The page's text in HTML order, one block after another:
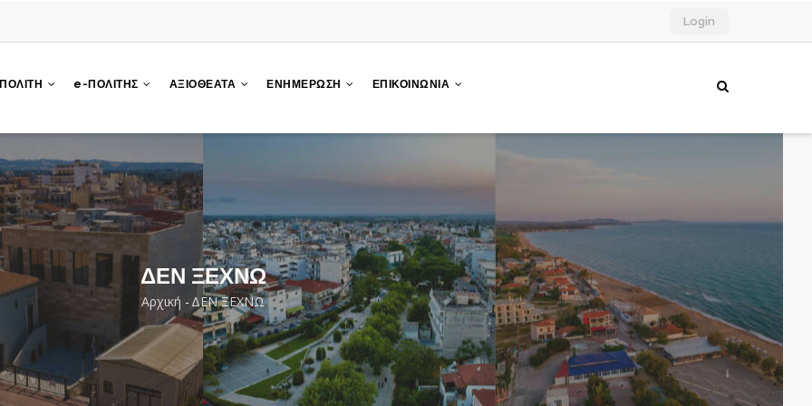
Login
e-ΠΟΛΙΤΗΣ ΑΞΙΟΘΕΑΤΑ ΕΝΗΜΕΡΩΣΗ ΕΠΙΚΟΙΝΩΝΙΑ
ΔΕΝ ΞΕΧΝΩ
Breadcrumb
Αρχική - ΔΕΝ ΞΕΧΝΩ